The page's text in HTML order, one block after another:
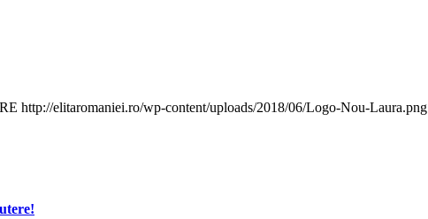
http://elitaromaniei.ro/wp-content/uploads/2018/06/Logo-Nou-Laura.png